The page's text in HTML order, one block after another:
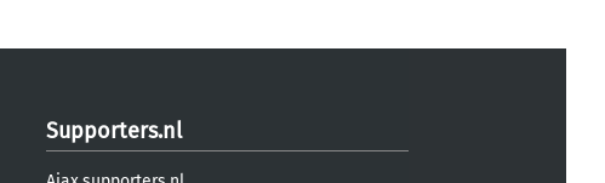
Supporters.nl